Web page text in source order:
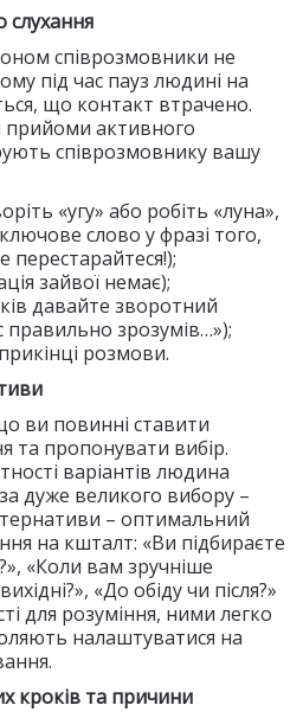
слухання
співрозмовники не
під час пауз людині на
що контакт втрачено.
прийоми активного
співрозмовнику вашу
«угу» або робіть «луна»,
слово у фразі того,
перестарайтеся!);
зайвої немає);
давайте зворотний
зрозумів…»);
розмови.
ви повинні ставити
та пропонувати вибір.
варіантів людина
дуже великого вибору –
– оптимальний
на кшталт: «Ви підбираєте
«Коли вам зручніше
«До обіду чи після?»
для розуміння, ними легко
налаштуватися на
кроків та причини